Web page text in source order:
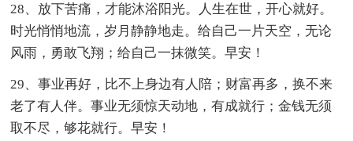
28、放下苦痛，才能沐浴阳光。人生在世，开心就好。
时光悄悄地流，岁月静静地走。给自己一片天空，无论
风雨，勇敢飞翔；给自己一抹微笑。早安！
29、事业再好，比不上身边有人陪；财富再多，换不来
老了有人伴。事业无须惊天动地，有成就行；金钱无须
取不尽，够花就行。早安！